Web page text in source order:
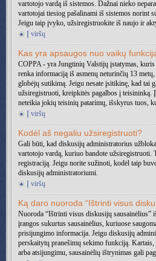
vartotojo vardą iš sistemos. Dažnai nieko
vartotojai tiesiog pašalinami iš sistemos norint
Jeigu taip įvyko, užsiregistruokite iš naujo ir
Į viršų
Kas yra apsaugos nuo vaikų
COPPA - yra Jungtinių Valstijų įstatymas,
renka informaciją iš asmenų neturinčių 13
globėjų sutikimą. Jeigu nesate įsitikinę, kad tai
užsiregistruoti, kreipkitės pagalbos į teisininką.
neteikia jokių teisinių patarimų, išskyrus tuos,
Į viršų
Kodėl aš negaliu užsiregistruoti?
Gali būti, kad diskusijų administratorius
vartotojo vardą, kuriuo bandote užsiregistruoti.
registraciją. Jeigu norite sužinoti, kodėl taip
diskusijų administratoriumi.
Į viršų
Ką daro nuoroda “Ištrinti visus
Nuoroda “Ištrinti visus diskusijų sausainėlius”
įrangos sukurtus sausainėlius, kuriuose
prisijungimo informacija. Jeigu diskusijų
perskaitytų pranešimų sekimo funkciją.
arba atsijungimu, sausainėlių ištrynimas gali